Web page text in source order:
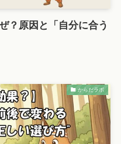
？原因と「自分に合う
からだラボ